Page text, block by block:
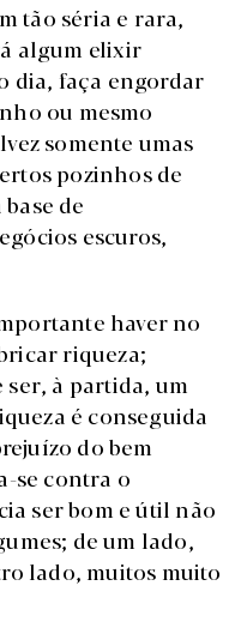
tão séria e rara,
algum elixir
dia, faça engordar
ou mesmo
somente umas
pozinhos de
de
escuros,
haver no
riqueza;
à partida, um
é conseguida
do bem
se contra o
ser bom e útil não
de um lado,
lado, muitos muito